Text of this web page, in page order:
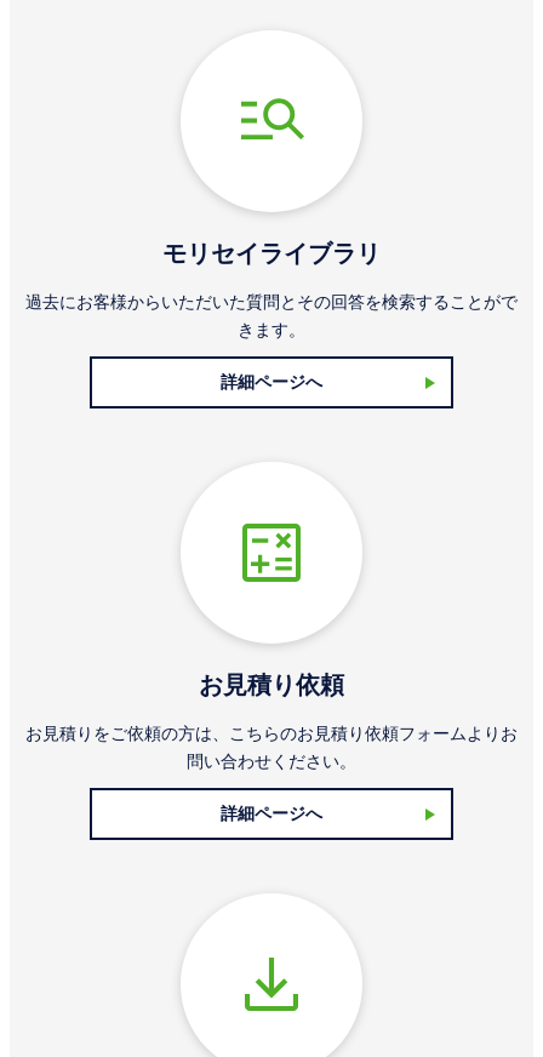
モリセイライブラリ
過去にお客様からいただいた質問とその回答を検索することがで
きます。
詳細ページへ
お見積り依頼
お見積りをご依頼の方は、こちらのお見積り依頼フォームよりお
問い合わせください。
詳細ページへ